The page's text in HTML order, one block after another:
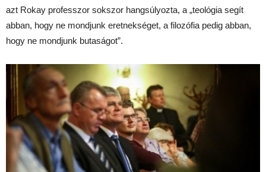
azt Rokay professzor sokszor hangsúlyozta, a „teológia segít
abban, hogy ne mondjunk eretnekséget, a filozófia pedig abban,
hogy ne mondjunk butaságot”.